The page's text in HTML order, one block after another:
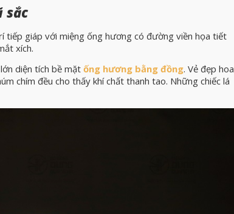
sắc
tiếp giáp với miệng ống hương có đường viền họa tiết
xích.
diện tích bề mặtống hương bằng đồng. Vẻ đẹp hoa
chím đều cho thấy khí chất thanh tao. Những chiếc lá